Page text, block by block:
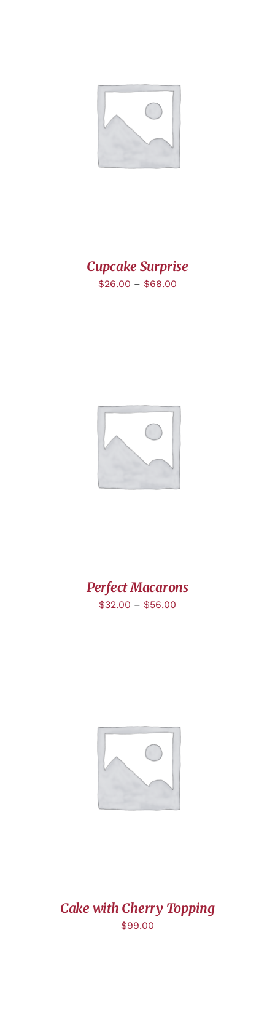
DÉTAILS
Cupcake Surprise
$26.00 – $68.00
DÉTAILS
Perfect Macarons
$32.00 – $56.00
AJOUTER AU PANIER
Cake with Cherry Topping
$99.00